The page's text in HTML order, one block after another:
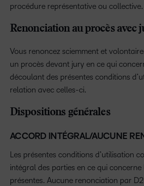
procédure représentative ou collective.
Renonciation au procès avec
Vous renoncez sciemment et
un procès devant jury en ce qui
découlant des présentes conditions
relation avec celles-ci.
Dispositions générales
ACCORD INTÉGRAL/AUCUNE
Les présentes conditions d’utilisation
intégral des parties en ce qui concerne
présentes. Aucune renonciation par